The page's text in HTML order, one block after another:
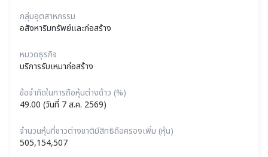
กลุ่มอุตสาหกรรม
อสังหาริมทรัพย์และก่อสร้าง
หมวดธุรกิจ
บริการรับเหมาก่อสร้าง
ข้อจำกัดในการถือหุ้นต่างด้าว (%)
49.00 (วันที่ 7 ส.ค. 2569)
จำนวนหุ้นที่ชาวต่างชาติมีสิทธิถือครองเพิ่ม (หุ้น)
505,154,507